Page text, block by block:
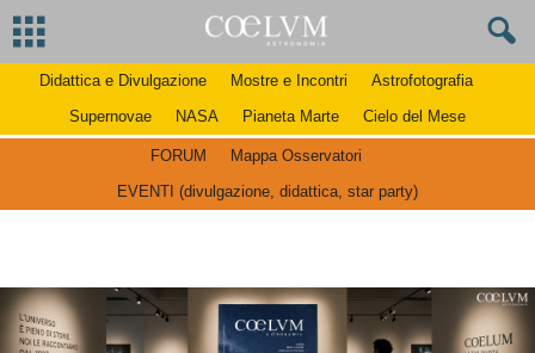
Didattica e Divulgazione Mostre e Incontri
Astrofotografia
Supernovae
NASA Pianeta Marte Cielo del Mese
FORUM
Mappa Osservatori
EVENTI (divulgazione, didattica, star party)